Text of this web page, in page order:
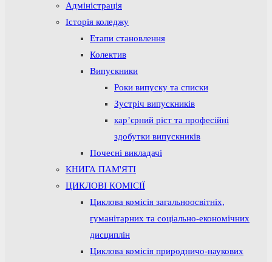
Адміністрація
Історія коледжу
Етапи становлення
Колектив
Випускники
Роки випуску та списки
Зустріч випускників
кар’єрний ріст та професійні
здобутки випускників
Почесні викладачі
КНИГА ПАМ'ЯТІ
ЦИКЛОВІ КОМІСІЇ
Циклова комісія загальноосвітніх,
гуманітарних та соціально-економічних
дисциплін
Циклова комісія природничо-наукових